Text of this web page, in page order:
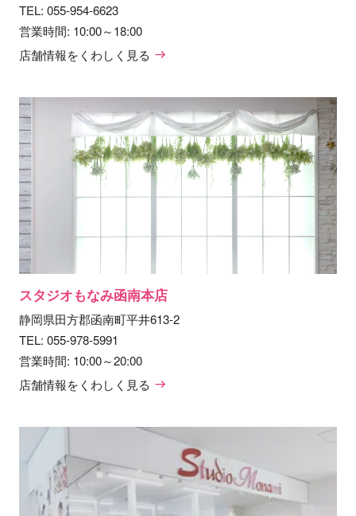
TEL: 055-954-6623
営業時間: 10:00～18:00
店舗情報をくわしく見る
スタジオもなみ函南本店
静岡県田方郡函南町平井613-2
TEL: 055-978-5991
営業時間: 10:00～20:00
店舗情報をくわしく見る